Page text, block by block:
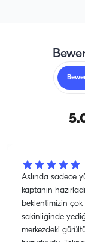
Aslında sadece
kaptanın
beklentimizin çok
sakinliğinde
merkezdeki